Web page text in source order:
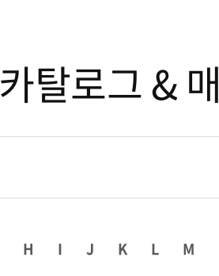
충진기
주변기기
카탈로그 &
H I J K L M